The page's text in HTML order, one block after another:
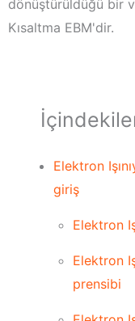
dönüştürüldüğü bir
Kısaltma EBM'dir.
Elektron
giriş
Elektron
Elektron
prensibi